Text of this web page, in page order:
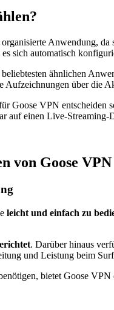
Anwendung,
sich automatisch
ähnlichen
Aufzeichnungen über die
Goose VPN entscheiden
auf einen Live-
von Goose VPN
leicht und einfach zu
. Darüber hinaus
und Leistung beim
bietet Goose VPN